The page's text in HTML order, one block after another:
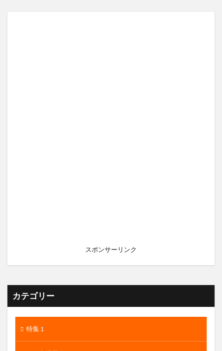
スポンサーリンク
カテゴリー
特集１